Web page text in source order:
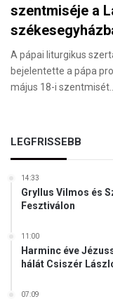
szentmiséje a
A pápai liturgikus
bejelentette a pápa
május 18-i szentmisét…
LEGFRISSEBB
14:33
Gryllus Vilmos és
Fesztiválon
11:00
Harminc éve
hálát Csiszér
07:09